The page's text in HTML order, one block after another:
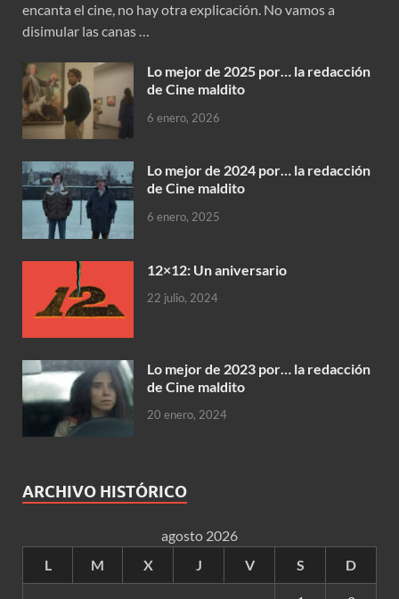
encanta el cine, no hay otra explicación. No vamos a
disimular las canas …
Lo mejor de 2025 por… la redacción
de Cine maldito
6 enero, 2026
Lo mejor de 2024 por… la redacción
de Cine maldito
6 enero, 2025
12×12: Un aniversario
22 julio, 2024
Lo mejor de 2023 por… la redacción
de Cine maldito
20 enero, 2024
ARCHIVO HISTÓRICO
agosto 2026
L
M X J V S D